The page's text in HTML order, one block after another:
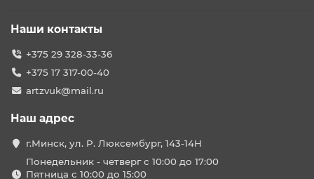
Наши контакты
+375 29 328-33-36
+375 17 317-00-40
artzvuk@mail.ru
Наш адрес
г.Минск, ул. Р. Люксембург, 143-14Н
Понедельник - четверг с 10:00 до 17:00
Пятница с 10:00 до 15:00